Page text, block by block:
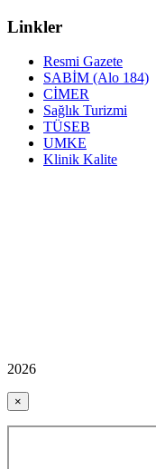
Linkler
Resmi Gazete
SABİM (Alo 184)
CİMER
Sağlık Turizmi
TÜSEB
UMKE
Klinik Kalite
2026
×